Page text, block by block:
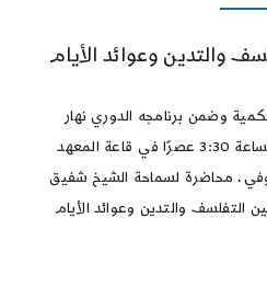
والتدين وعوائد الأيام
وضمن برنامجه الدوري نهار
الخميس 22/2/2024 الساعة 3:30 عصرًا في قاعة المعهد
محاضرة لسماحة الشيخ شفيق
التفلسف والتدين وعوائد الأيام